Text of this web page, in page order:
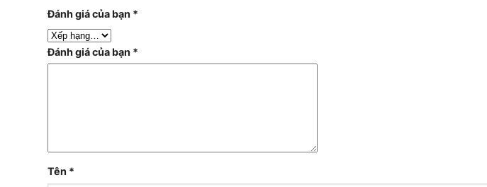
Đánh giá của bạn *
Đánh giá của bạn *
Tên *